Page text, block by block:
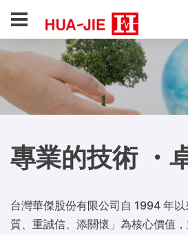
專業的技術 ・
台灣華傑股份有限公司自 1994 年
質、重誠信、添關懷」為核心價值